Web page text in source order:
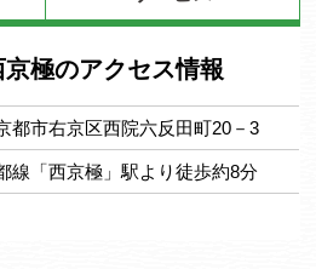
極のアクセス情報
都市右京区西院六反田町20－3
線「西京極」駅より徒歩約8分